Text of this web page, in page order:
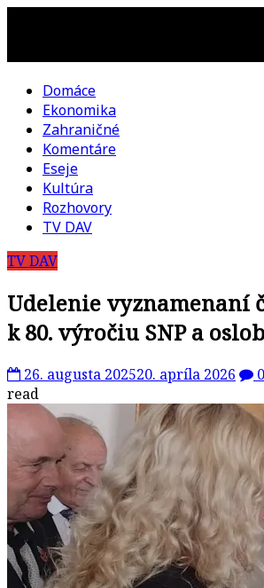
DAV
DVA
kultúrno-
politická
revue
Domáce
Ekonomika
Zahraničné
Komentáre
Eseje
Kultúra
Rozhovory
TV DAV
TV DAV
Udelenie vyznamenaní
k 80. výročiu SNP a
26. augusta 202520. apríla 2026
read